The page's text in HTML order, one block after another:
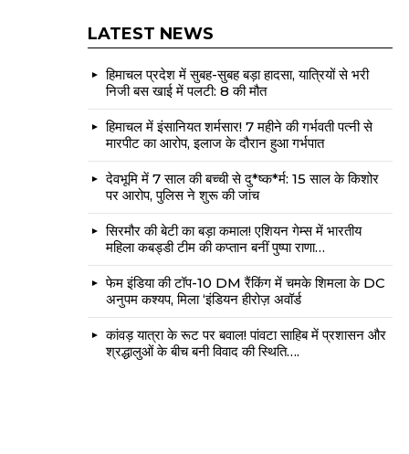
LATEST NEWS
हिमाचल प्रदेश में सुबह-सुबह बड़ा हादसा, यात्रियों से भरी
निजी बस खाई में पलटी: 8 की मौत
हिमाचल में इंसानियत शर्मसार! 7 महीने की गर्भवती पत्नी से
मारपीट का आरोप, इलाज के दौरान हुआ गर्भपात
देवभूमि में 7 साल की बच्ची से दु*ष्क*र्म: 15 साल के किशोर
पर आरोप, पुलिस ने शुरू की जांच
सिरमौर की बेटी का बड़ा कमाल! एशियन गेम्स में भारतीय
महिला कबड्डी टीम की कप्तान बनीं पुष्पा राणा…
फेम इंडिया की टॉप-10 DM रैंकिंग में चमके शिमला के DC
अनुपम कश्यप, मिला ‘इंडियन हीरोज़ अवॉर्ड
कांवड़ यात्रा के रूट पर बवाल! पांवटा साहिब में प्रशासन और
श्रद्धालुओं के बीच बनी विवाद की स्थिति….